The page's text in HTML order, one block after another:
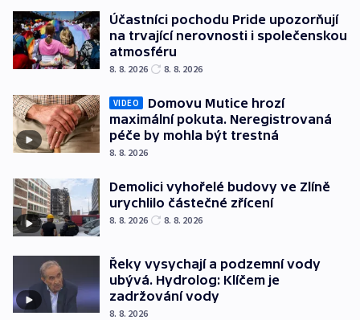
Účastníci pochodu Pride upozorňují
na trvající nerovnosti i společenskou
atmosféru
8. 8. 2026 8. 8. 2026
VIDEO
Domovu Mutice hrozí
maximální pokuta. Neregistrovaná
péče by mohla být trestná
8. 8. 2026
Demolici vyhořelé budovy ve Zlíně
urychlilo částečné zřícení
8. 8. 2026 8. 8. 2026
Řeky vysychají a podzemní vody
ubývá. Hydrolog: Klíčem je
zadržování vody
8. 8. 2026